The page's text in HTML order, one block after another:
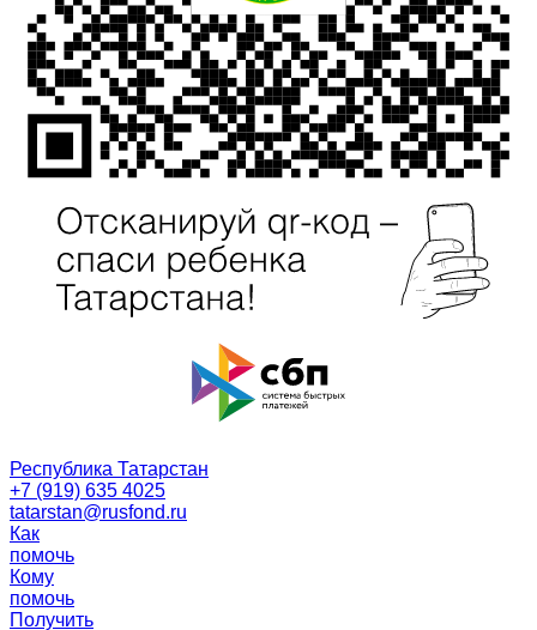
Республика Татарстан
+7 (919) 635 4025
tatarstan@rusfond.ru
Как
помочь
Кому
помочь
Получить